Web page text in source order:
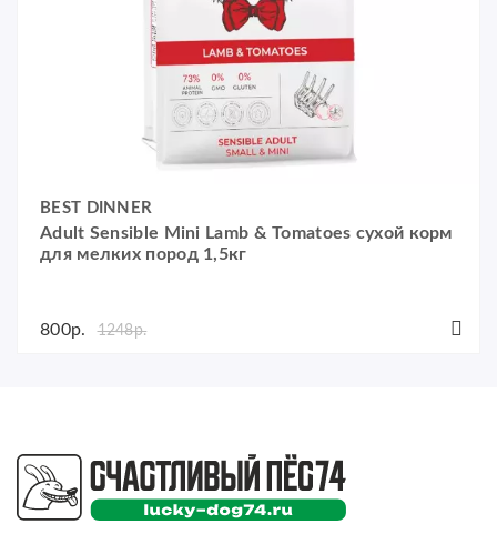
BEST DINNER
Adult Sensible Mini Lamb & Tomatoes сухой корм
для мелких пород 1,5кг
800р. 1248р.